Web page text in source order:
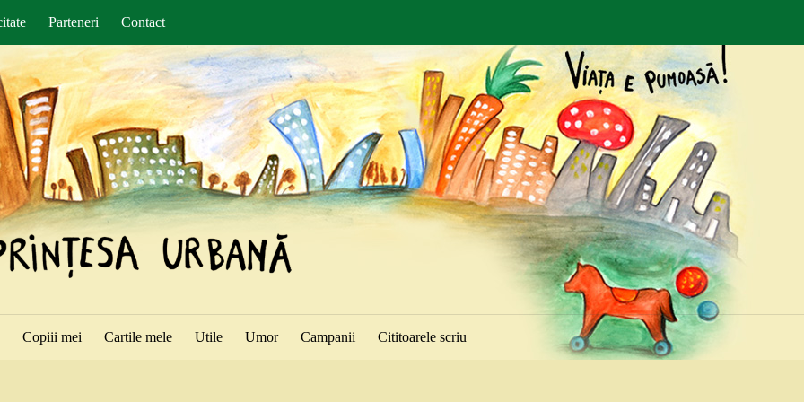
Parteneri Contact
Copiii mei Cartile mele Utile Umor Campanii Cititoarele scriu